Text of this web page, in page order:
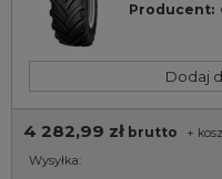
Producent:
Dodaj
4 282,99 zł brutto +
Wysyłka: